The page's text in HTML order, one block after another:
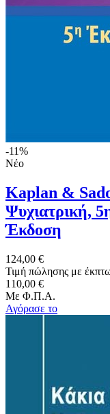
-11%
Νέο
Kaplan &
Ψυχιατρική,
Έκδοση
124,00 €
Τιμή πώλησης με
110,00 €
Με Φ.Π.Α.
Αγόρασε το